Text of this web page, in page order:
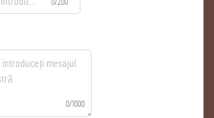
0/200
0/1000